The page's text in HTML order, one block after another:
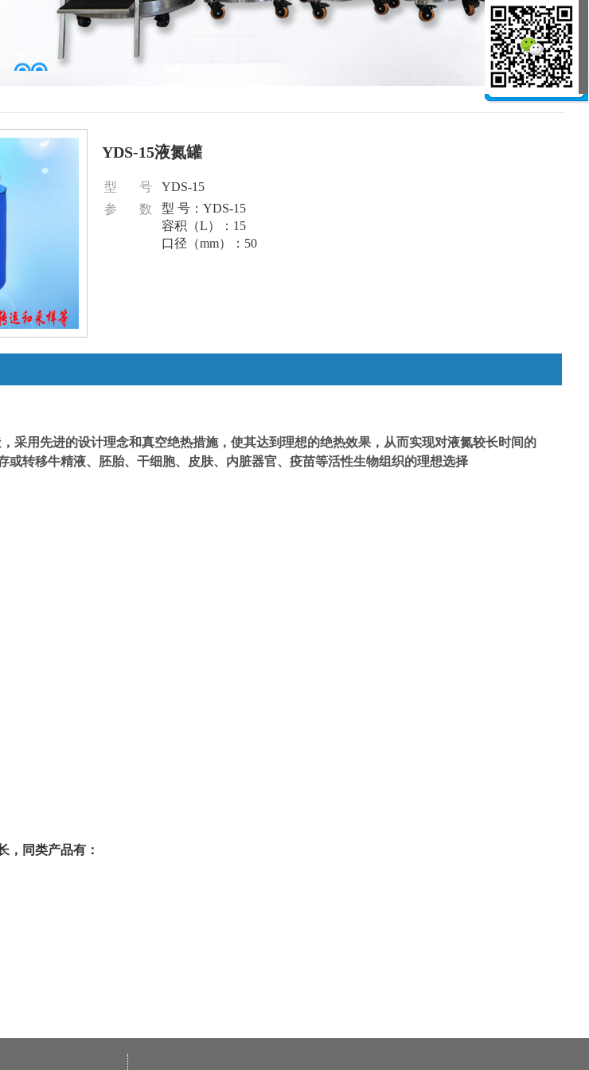
YDS-15液氮罐
型 号
YDS-15
参 数
型 号：YDS-15
容积（L）：15
口径（mm）：50
采用先进的设计理念和真空绝热措施，使其达到理想的绝热效果，从而实现对液氮较长时间的
或转移牛精液、胚胎、干细胞、皮肤、内脏器官、疫苗等活性生物组织的理想选择
，同类产品有：